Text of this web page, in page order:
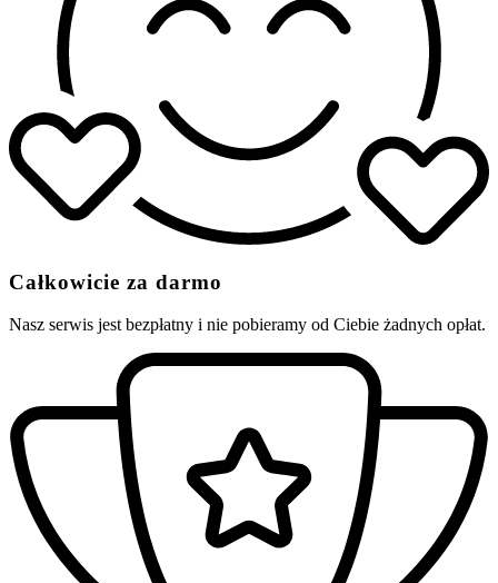
Całkowicie za darmo
Nasz serwis jest bezpłatny i nie pobieramy od Ciebie żadnych opłat.